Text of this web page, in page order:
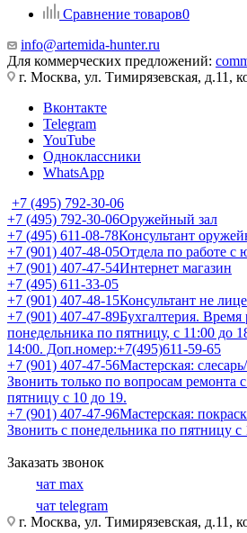
Сравнение товаров0
info@artemida-hunter.ru
Для коммерческих предложений:
г. Москва, ул. Тимирязевская, д.11,
Вконтакте
Telegram
YouTube
Одноклассники
WhatsApp
+7 (495) 792-30-06
+7 (495) 792-30-06Оружейный зал
+7 (495) 611-08-78Консультант
+7 (901) 407-48-05Отдела по работе с
+7 (901) 407-47-54Интернет магазин
+7 (495) 611-33-05
+7 (901) 407-48-15Консультант не
+7 (901) 407-47-89Бухгалтерия. Время
понедельника по пятницу, с 11:00 до
14:00. Доп.номер:+7(495)611-59-65
+7 (901) 407-47-56Мастерская:
Звонить только по вопросам ремонта
пятницу с 10 до 19.
+7 (901) 407-47-96Мастерская:
Звонить с понедельника по пятницу с
Заказать звонок
чат max
чат telegram
г. Москва, ул. Тимирязевская, д.11,